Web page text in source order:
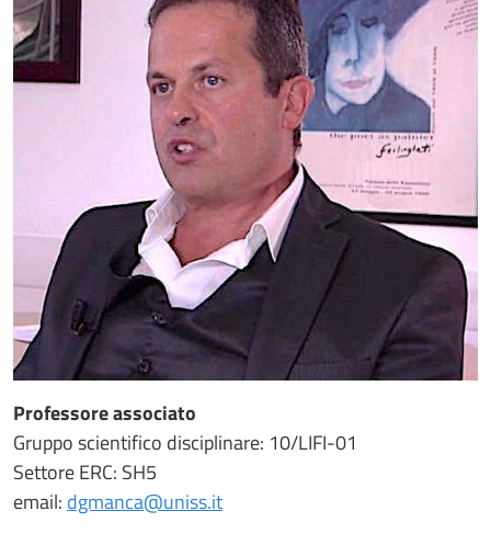
Professore associato
Gruppo scientifico disciplinare: 10/LIFI-01
Settore ERC: SH5
email: dgmanca@uniss.it